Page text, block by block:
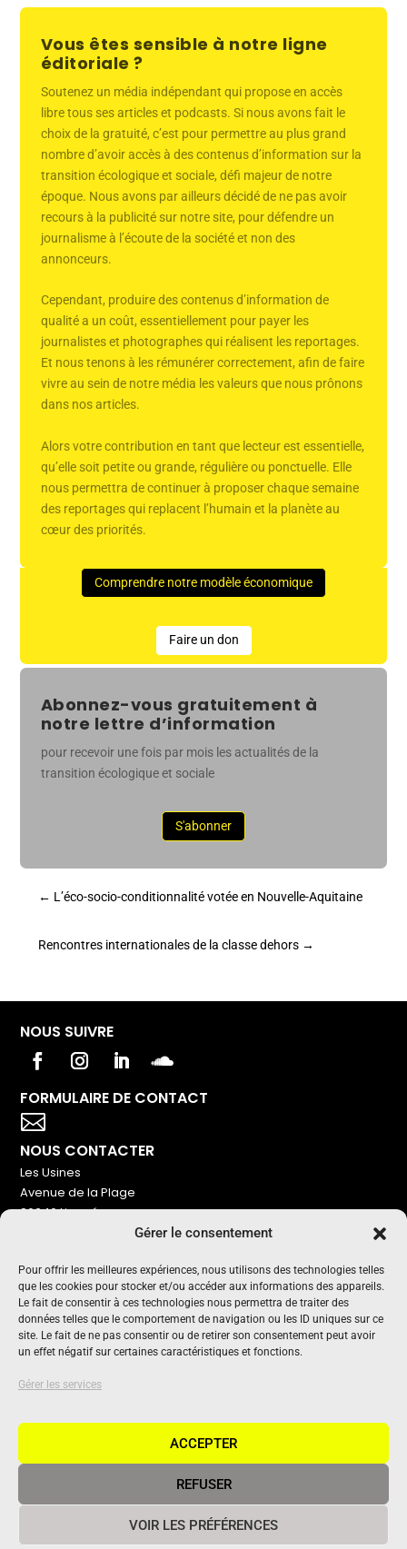
Gérer le consentement
Pour offrir les meilleures expériences, nous utilisons des technologies telles
que les cookies pour stocker et/ou accéder aux informations des appareils.
Le fait de consentir à ces technologies nous permettra de traiter des
données telles que le comportement de navigation ou les ID uniques sur ce
site. Le fait de ne pas consentir ou de retirer son consentement peut avoir
un effet négatif sur certaines caractéristiques et fonctions.
Gérer les services
ACCEPTER
REFUSER
VOIR LES PRÉFÉRENCES
Vous êtes sensible à notre ligne
éditoriale ?
Soutenez un média indépendant qui propose en accès
libre tous ses articles et podcasts. Si nous avons fait le
choix de la gratuité, c’est pour permettre au plus grand
nombre d’avoir accès à des contenus d’information sur la
transition écologique et sociale, défi majeur de notre
époque. Nous avons par ailleurs décidé de ne pas avoir
recours à la publicité sur notre site, pour défendre un
journalisme à l’écoute de la société et non des
annonceurs.
Cependant, produire des contenus d’information de
qualité a un coût, essentiellement pour payer les
journalistes et photographes qui réalisent les reportages.
Et nous tenons à les rémunérer correctement, afin de faire
vivre au sein de notre média les valeurs que nous prônons
dans nos articles.
Alors votre contribution en tant que lecteur est essentielle,
qu’elle soit petite ou grande, régulière ou ponctuelle. Elle
nous permettra de continuer à proposer chaque semaine
des reportages qui replacent l’humain et la planète au
cœur des priorités.
Comprendre notre modèle économique
Faire un don
Abonnez-vous gratuitement à
notre lettre d’information
pour recevoir une fois par mois les actualités de la
transition écologique et sociale
S'abonner
← L’éco-socio-conditionnalité votée en Nouvelle-Aquitaine
Rencontres internationales de la classe dehors →
NOUS SUIVRE
FORMULAIRE DE CONTACT

NOUS CONTACTER
Les Usines
Avenue de la Plage
86240 Ligugé
NOUS SOUTENIR
Pour maintenir un média indépendant, gratuit et sans
publicité
Oui !
© 2020 Vivant Communication • Tous droits réservés •